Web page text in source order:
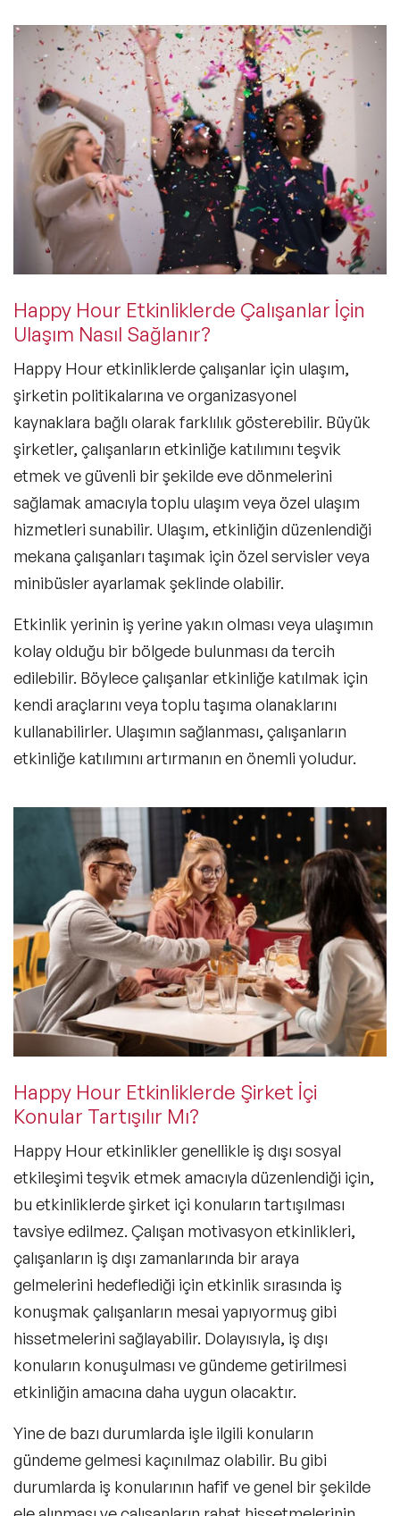
Happy Hour Etkinliklerde Çalışanlar İçin
Ulaşım Nasıl Sağlanır?
Happy Hour etkinliklerde çalışanlar için ulaşım,
şirketin politikalarına ve organizasyonel
kaynaklara bağlı olarak farklılık gösterebilir. Büyük
şirketler, çalışanların etkinliğe katılımını teşvik
etmek ve güvenli bir şekilde eve dönmelerini
sağlamak amacıyla toplu ulaşım veya özel ulaşım
hizmetleri sunabilir. Ulaşım, etkinliğin düzenlendiği
mekana çalışanları taşımak için özel servisler veya
minibüsler ayarlamak şeklinde olabilir.
Etkinlik yerinin iş yerine yakın olması veya ulaşımın
kolay olduğu bir bölgede bulunması da tercih
edilebilir. Böylece çalışanlar etkinliğe katılmak için
kendi araçlarını veya toplu taşıma olanaklarını
kullanabilirler. Ulaşımın sağlanması, çalışanların
etkinliğe katılımını artırmanın en önemli yoludur.
Happy Hour Etkinliklerde Şirket İçi
Konular Tartışılır Mı?
Happy Hour etkinlikler genellikle iş dışı sosyal
etkileşimi teşvik etmek amacıyla düzenlendiği için,
bu etkinliklerde şirket içi konuların tartışılması
tavsiye edilmez. Çalışan motivasyon etkinlikleri,
çalışanların iş dışı zamanlarında bir araya
gelmelerini hedeflediği için etkinlik sırasında iş
konuşmak çalışanların mesai yapıyormuş gibi
hissetmelerini sağlayabilir. Dolayısıyla, iş dışı
konuların konuşulması ve gündeme getirilmesi
etkinliğin amacına daha uygun olacaktır.
Yine de bazı durumlarda işle ilgili konuların
gündeme gelmesi kaçınılmaz olabilir. Bu gibi
durumlarda iş konularının hafif ve genel bir şekilde